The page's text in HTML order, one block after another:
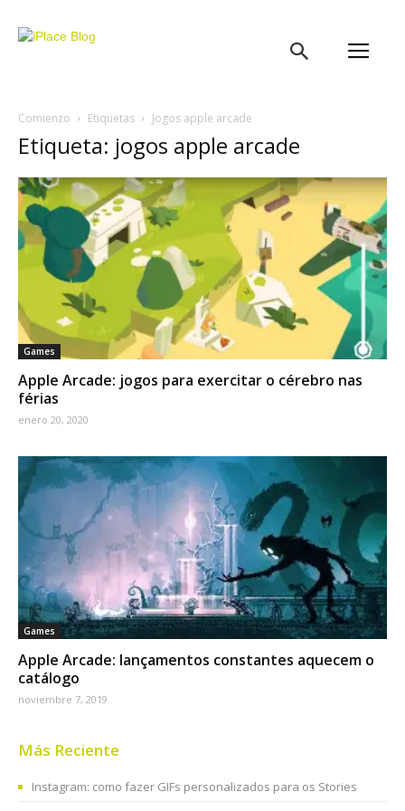
Comienzo Etiquetas Jogos apple arcade
Etiqueta: jogos apple arcade
Games
Apple Arcade: jogos para exercitar o cérebro nas
férias
enero 20, 2020
Games
Apple Arcade: lançamentos constantes aquecem o
catálogo
noviembre 7, 2019
Más Reciente
Instagram: como fazer GIFs personalizados para os Stories